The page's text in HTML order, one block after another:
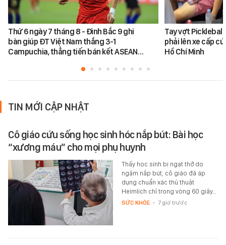
Thứ 6 ngày 7 tháng 8 - Đình Bắc 9 ghi
bàn giúp ĐT Việt Nam thắng 3-1
Campuchia, thẳng tiến bán kết ASEAN…
Tay vợt
phải lên xe cấp
Hồ Chí Minh
TIN MỚI CẬP NHẬT
Cô giáo cứu sống học sinh hóc nắp bút: Bài học
“xương máu” cho mọi phụ huynh
Thấy học sinh bị ngạt thở do
ngậm nắp bút, cô giáo đã áp
dụng chuẩn xác thủ thuật
Heimlich chỉ trong vòng 60 giây…
SỨC KHỎE - 7 giờ trước